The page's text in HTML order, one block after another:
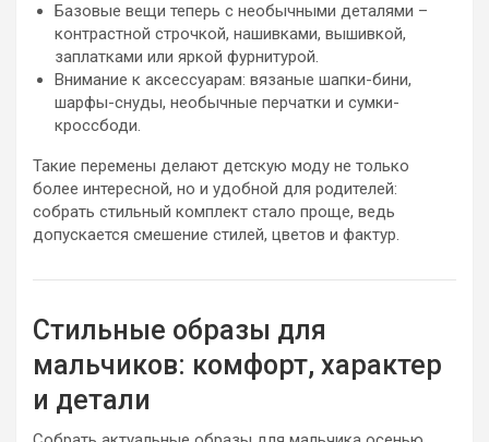
Базовые вещи теперь с необычными деталями –
контрастной строчкой, нашивками, вышивкой,
заплатками или яркой фурнитурой.
Внимание к аксессуарам: вязаные шапки-бини,
шарфы-снуды, необычные перчатки и сумки-
кроссбоди.
Такие перемены делают детскую моду не только
более интересной, но и удобной для родителей:
собрать стильный комплект стало проще, ведь
допускается смешение стилей, цветов и фактур.
Стильные образы для
мальчиков: комфорт, характер
и детали